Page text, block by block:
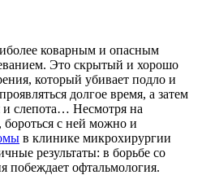
коварным и опасным
Это скрытый и хорошо
который убивает подло и
долгое время, а затем
и слепота… Несмотря на
бороться с ней можно и
в клинике микрохирургии
результаты: в борьбе со
побеждает офтальмология.